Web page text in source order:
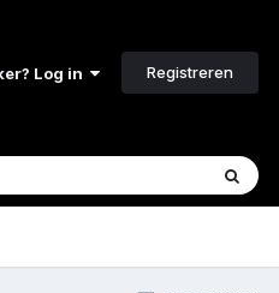
Log in Registreren